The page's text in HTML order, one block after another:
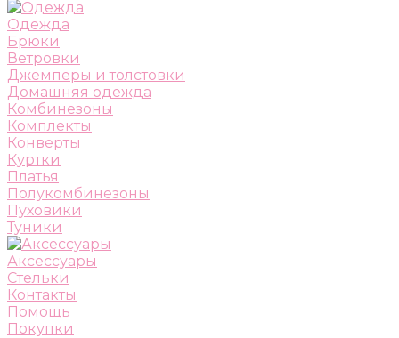
Одежда
Брюки
Ветровки
Джемперы и толстовки
Домашняя одежда
Комбинезоны
Комплекты
Конверты
Куртки
Платья
Полукомбинезоны
Пуховики
Туники
Аксессуары
Стельки
Контакты
Помощь
Покупки